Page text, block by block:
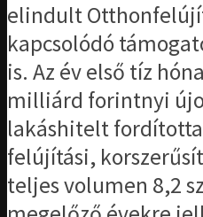
elindult
kapcsolódó
is. Az év első tíz
milliárd forintnyi
lakáshitelt
felújítási,
teljes volumen 8,2